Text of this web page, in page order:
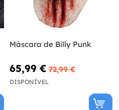
Máscara de Billy Punk
65,99 € 72,99 €
DISPONÍVEL